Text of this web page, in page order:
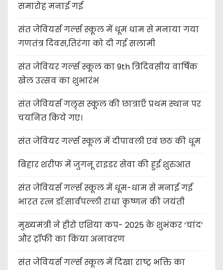
समारोह मनाई गई
संत जेवियर्स गर्ल्स स्कूल में धूम धाम से मनाया गया
गणतंत्र दिवस,तिरंगा को दी गई सलामी
संत जेवियर गर्ल्स स्कूल का 9th त्रिदिवसीय वार्षिक
खेल उत्सव का शुभारंभ
संत जेवियर्स गल्र्स स्कूल की छात्र‌ाएँ प्रथम स्थान पर
चयनित किये गए।
संत जेवियर गर्ल्स स्कूल में दीपावली एवं छठ की धूम
बिहार शरीफ में जुगनू राइडर सेवा की हुई शुरुआत
संत जेवियर्स गर्ल्स स्कूल में धूम-धाम से मनाई गई
भारत रत्न डॉ:सार्वपल्ली राधा कृष्णन की जयंती
मुख्यमंत्री ने हीरो एशिया कप- 2025 के शुभंकर ‘चांद’
और ट्रॉफी का किया अनावरण
संत जेवियर्स गर्ल्स स्कूल में दिखा राष्ट्र भक्ति का